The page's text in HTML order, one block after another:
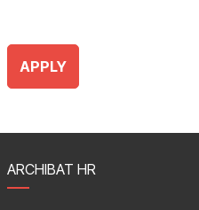
APPLY
ARCHIBAT HR